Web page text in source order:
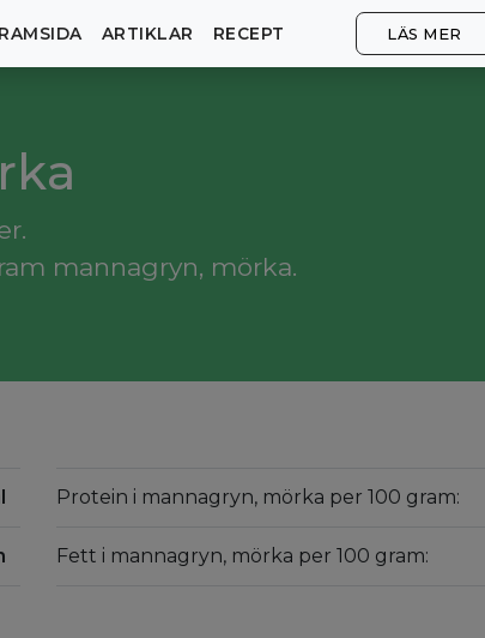
ARTIKLAR RECEPT LÄS MER
mannagryn, mörka.
Protein i mannagryn, mörka per 100 gram:
Fett i mannagryn, mörka per 100 gram: